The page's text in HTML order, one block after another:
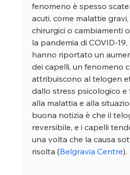
fenomeno è spesso
acuti, come malattie
chirurgici o cambiamenti
la pandemia di COVID-
hanno riportato un
dei capelli, un fenomeno
attribuiscono al telogen
dallo stress psicologico e
alla malattia e alla
buona notizia è che il
reversibile, e i capelli
una volta che la causa
risolta (Belgravia Centre).